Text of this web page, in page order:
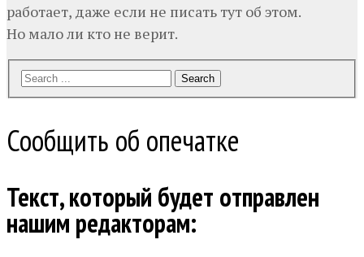
работает, даже если не писать тут об этом.
Но мало ли кто не верит.
Search
Сообщить об опечатке
Текст, который будет отправлен
нашим редакторам: